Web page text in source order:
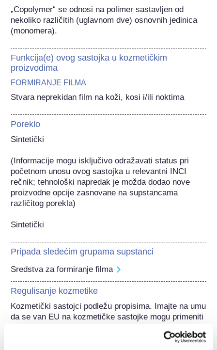
„Copolymer“ se odnosi na polimer sastavljen od
nekoliko različitih (uglavnom dve) osnovnih jedinica
(monomera).
Funkcija(e) ovog sastojka u kozmetičkim
proizvodima
FORMIRANJE FILMA
Stvara neprekidan film na koži, kosi i/ili noktima
Poreklo
Sintetički
(Informacije mogu isključivo odražavati status pri
početnom unosu ovog sastojka u relevantni INCI
rečnik; tehnološki napredak je možda dodao nove
proizvodne opcije zasnovane na supstancama
različitog porekla)
Sintetički
Pripada sledećim grupama supstanci
Sredstva za formiranje filma
Regulisanje kozmetike
Kozmetički sastojci podležu propisima. Imajte na umu
da se van EU na kozmetičke sastojke mogu primeniti